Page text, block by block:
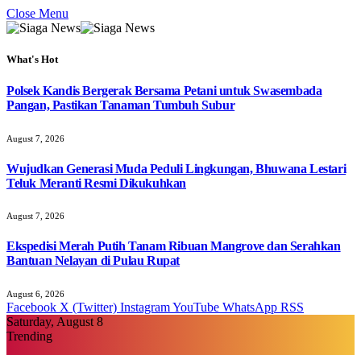
Close Menu
What's Hot
Polsek Kandis Bergerak Bersama Petani untuk Swasembada
Pangan, Pastikan Tanaman Tumbuh Subur
August 7, 2026
Wujudkan Generasi Muda Peduli Lingkungan, Bhuwana Lestari
Teluk Meranti Resmi Dikukuhkan
August 7, 2026
Ekspedisi Merah Putih Tanam Ribuan Mangrove dan Serahkan
Bantuan Nelayan di Pulau Rupat
August 6, 2026
Facebook X (Twitter) InstagramYouTube WhatsApp RSS
Saturday, August 8
Trending